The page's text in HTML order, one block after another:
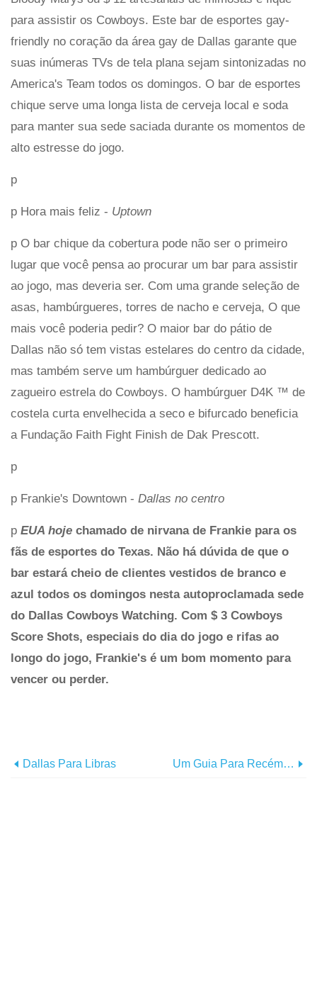
para assistir os Cowboys. Este bar de esportes gay-
friendly no coração da área gay de Dallas garante que
suas inúmeras TVs de tela plana sejam sintonizadas no
America's Team todos os domingos. O bar de esportes
chique serve uma longa lista de cerveja local e soda
para manter sua sede saciada durante os momentos de
alto estresse do jogo.
p
p Hora mais feliz - Uptown
p O bar chique da cobertura pode não ser o primeiro
lugar que você pensa ao procurar um bar para assistir
ao jogo, mas deveria ser. Com uma grande seleção de
asas, hambúrgueres, torres de nacho e cerveja, O que
mais você poderia pedir? O maior bar do pátio de
Dallas não só tem vistas estelares do centro da cidade,
mas também serve um hambúrguer dedicado ao
zagueiro estrela do Cowboys. O hambúrguer D4K ™ de
costela curta envelhecida a seco e bifurcado beneficia
a Fundação Faith Fight Finish de Dak Prescott.
p
p Frankie's Downtown - Dallas no centro
p EUA hoje chamado de nirvana de Frankie para os
fãs de esportes do Texas. Não há dúvida de que o
bar estará cheio de clientes vestidos de branco e
azul todos os domingos nesta autoproclamada sede
do Dallas Cowboys Watching. Com $ 3 Cowboys
Score Shots, especiais do dia do jogo e rifas ao
longo do jogo, Frankie's é um bom momento para
vencer ou perder.
Dallas Para Libras Um Guia Para Recém-Chegados À Feira Estadual Do Texas